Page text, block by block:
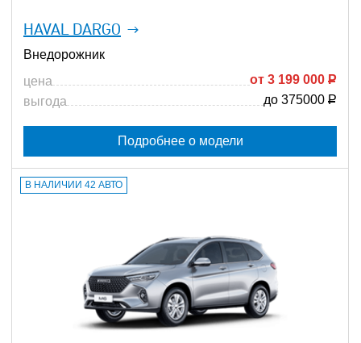
HAVAL DARGO
Внедорожник
цена
от 3 199 000 Р
выгода
до 375000 Р
Подробнее о модели
В НАЛИЧИИ 42 АВТО